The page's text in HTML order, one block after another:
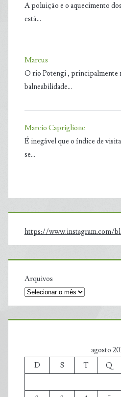
A poluição e o aquecimento
está…
Marcus
O rio Potengi , principalmente
balneabilidade…
Marcio Capriglione
É inegável que o índice de
se…
https://www.instagram.com/
Arquivos
agosto
D
S T Q